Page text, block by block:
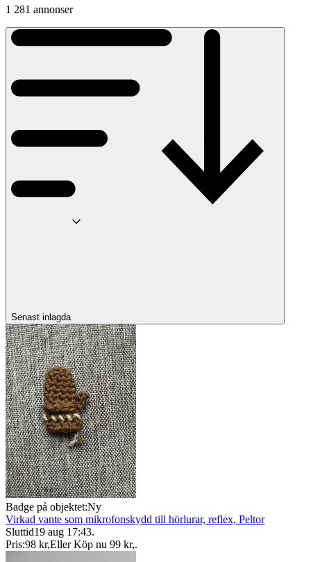
1 281 annonser
Senast inlagda
Badge på objektet:Ny
Virkad vante som mikrofonskydd till hörlurar, reflex, Peltor
Sluttid19 aug 17:43.
Pris:98 kr,Eller Köp nu 99 kr,.